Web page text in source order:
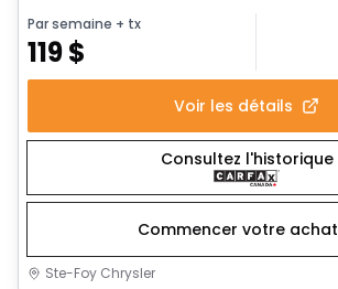
Par semaine + tx
119$
Voir les détails
Consultez l'historique
Commencer votre achat
Ste-Foy Chrysler